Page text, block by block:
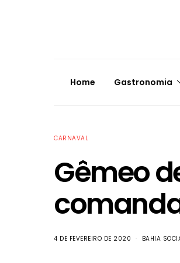
Home Gastronomia
CARNAVAL
Gêmeo
4 DE FEVEREIRO DE 2020 BAHIA